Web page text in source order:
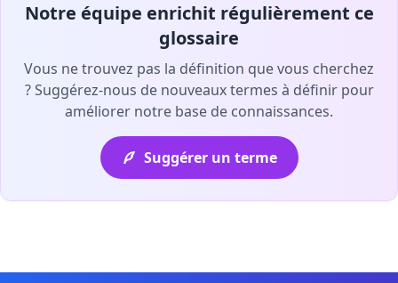
Notre équipe enrichit régulièrement ce
glossaire
Vous ne trouvez pas la définition que vous cherchez
? Suggérez-nous de nouveaux termes à définir pour
améliorer notre base de connaissances.
Suggérer un terme